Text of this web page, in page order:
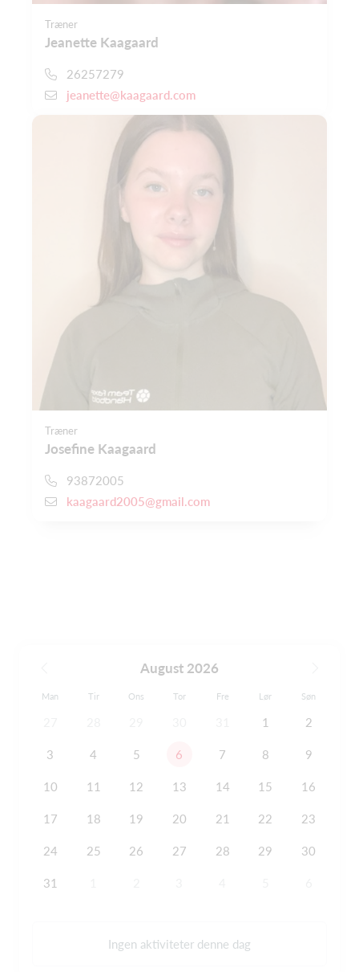
Træner
Jeanette Kaagaard
26257279
jeanette@kaagaard.com
Træner
Josefine Kaagaard
93872005
kaagaard2005@gmail.com
August 2026
Man Tir Ons Tor Fre Lør Søn
1 2
3 4 5 6 7 8 9
10 11 12 13 14 15 16
17 18 19 20 21 22 23
24 25 26 27 28 29 30
31
Ingen aktiviteter denne dag